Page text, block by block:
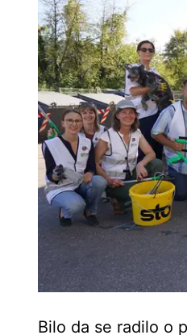
Bilo da se radilo o